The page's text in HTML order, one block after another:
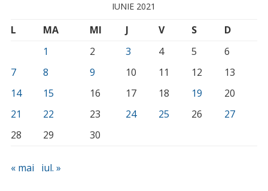
IUNIE 2021
L MA MI J V S
D
1
2 3 4 5
6
7
8 9 10 11 12
13
14
15 16 17 18 19
20
21
22 23 24 25 26
27
28
29 30
« mai iul. »